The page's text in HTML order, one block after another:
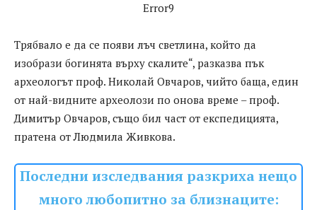
Error9
Трябвало е да се появи лъч светлина, който да
изобрази богинята върху скалите“, разказва пък
археологът проф. Николай Овчаров, чийто баща, един
от най-видните археолози по онова време – проф.
Димитър Овчаров, също бил част от експедицията,
пратена от Людмила Живкова.
Последни изследвания разкриха нещо
много любопитно за близнаците: